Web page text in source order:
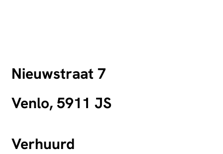
Nieuwstraat 7
Venlo, 5911 JS
Verhuurd